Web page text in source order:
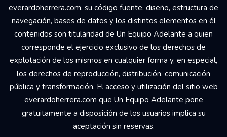
everardoherrera.com, su código fuente, diseño, estructura de
navegación, bases de datos y los distintos elementos en él
contenidos son titularidad de Un Equipo Adelante a quien
corresponde el ejercicio exclusivo de los derechos de
explotación de los mismos en cualquier forma y, en especial,
los derechos de reproducción, distribución, comunicación
pública y transformación. El acceso y utilización del sitio web
everardoherrera.com que Un Equipo Adelante pone
gratuitamente a disposición de los usuarios implica su
aceptación sin reservas.